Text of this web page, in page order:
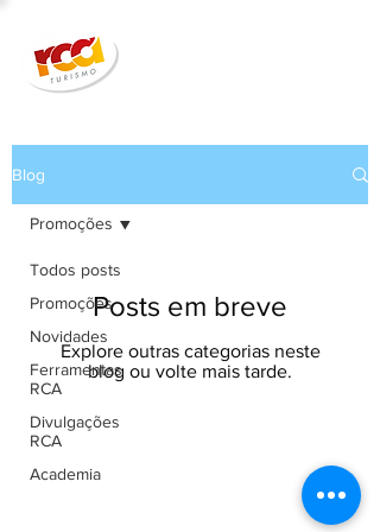
Blog
Todos posts
Promoções
Novidades
Ferramentas
RCA
Divulgações
RCA
Academia
Promoções
Posts em breve
Explore outras categorias neste
blog ou volte mais tarde.
33 anos | Segurança | Qualidade |
Credibilidade #SeuClienteMaisFeliz :)